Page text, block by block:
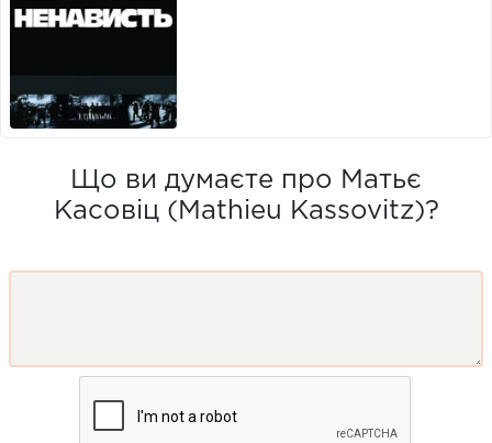
Що ви думаєте про Матьє
Касовіц (Mathieu Kassovitz)?